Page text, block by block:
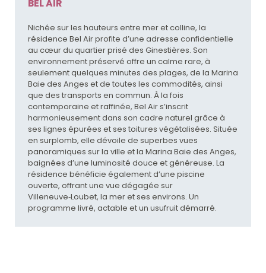
BEL AIR
Nichée sur les hauteurs entre mer et colline, la
résidence Bel Air profite d’une adresse confidentielle
au cœur du quartier prisé des Ginestières. Son
environnement préservé offre un calme rare, à
seulement quelques minutes des plages, de la Marina
Baie des Anges et de toutes les commodités, ainsi
que des transports en commun. À la fois
contemporaine et raffinée, Bel Air s’inscrit
harmonieusement dans son cadre naturel grâce à
ses lignes épurées et ses toitures végétalisées. Située
en surplomb, elle dévoile de superbes vues
panoramiques sur la ville et la Marina Baie des Anges,
baignées d’une luminosité douce et généreuse. La
résidence bénéficie également d’une piscine
ouverte, offrant une vue dégagée sur
Villeneuve‑Loubet, la mer et ses environs. Un
programme livré, actable et un usufruit démarré.